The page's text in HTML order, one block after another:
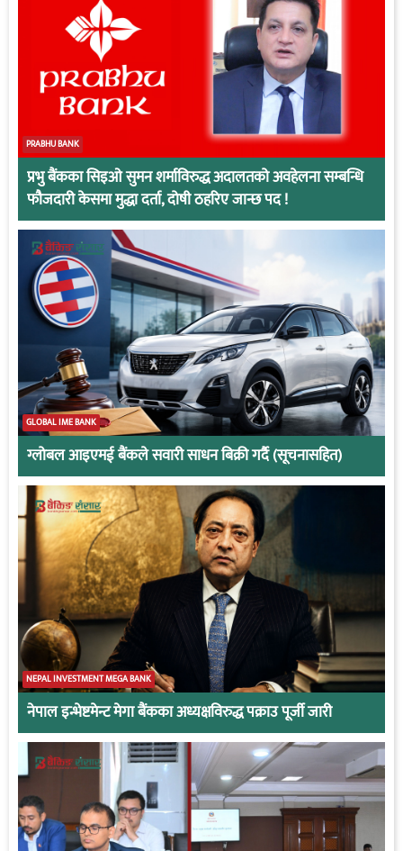
PRABHU BANK
प्रभु बैंकका सिइओ सुमन शर्माविरुद्ध अदालतको अवहेलना सम्बन्धि
फौजदारी केसमा मुद्धा दर्ता, दोषी ठहरिए जान्छ पद !
GLOBAL IME BANK
ग्लोबल आइएमई बैंकले सवारी साधन बिक्री गर्दै (सूचनासहित)
NEPAL INVESTMENT MEGA BANK
नेपाल इन्भेष्टमेन्ट मेगा बैंकका अध्यक्षविरुद्ध पक्राउ पूर्जी जारी